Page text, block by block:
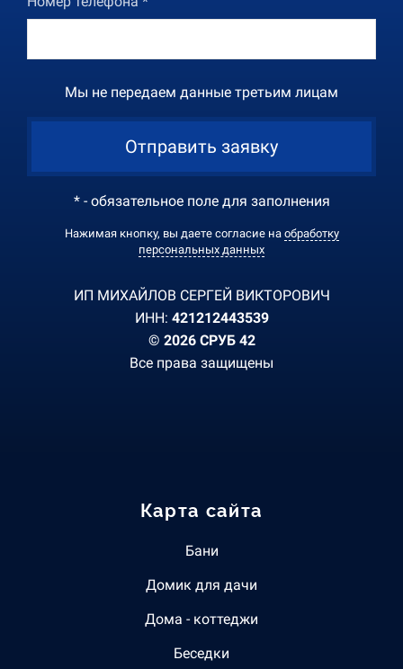
Мы не передаем данные третьим лицам
Отправить заявку
* - обязательное поле для заполнения
Нажимая кнопку, вы даете согласие на обработку
персональных данных
ИП МИХАЙЛОВ СЕРГЕЙ ВИКТОРОВИЧ
ИНН: 421212443539
© 2026 СРУБ 42
Все права защищены
Карта сайта
Бани
Домик для дачи
Дома - коттеджи
Беседки